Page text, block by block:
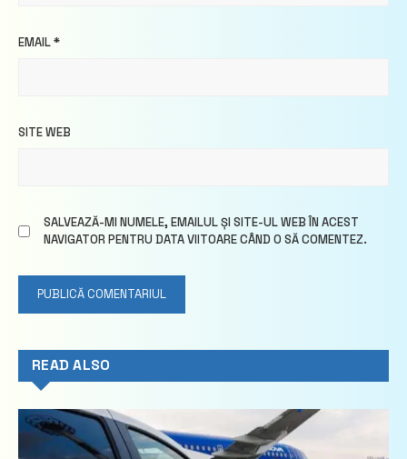
EMAIL*
SITE WEB
SALVEAZĂ-MI NUMELE, EMAILUL ȘI SITE-UL WEB ÎN ACEST
NAVIGATOR PENTRU DATA VIITOARE CÂND O SĂ COMENTEZ.
READ ALSO